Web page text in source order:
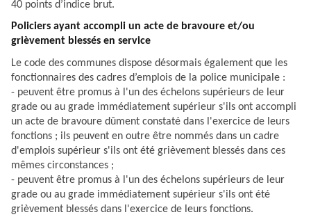
40 points d’indice brut.
Policiers ayant accompli un acte de bravoure et/ou
grièvement blessés en service
Le code des communes dispose désormais également que les
fonctionnaires des cadres d’emplois de la police municipale :
- peuvent être promus à l'un des échelons supérieurs de leur
grade ou au grade immédiatement supérieur s'ils ont accompli
un acte de bravoure dûment constaté dans l'exercice de leurs
fonctions ; ils peuvent en outre être nommés dans un cadre
d'emplois supérieur s'ils ont été grièvement blessés dans ces
mêmes circonstances ;
- peuvent être promus à l'un des échelons supérieurs de leur
grade ou au grade immédiatement supérieur s'ils ont été
grièvement blessés dans l'exercice de leurs fonctions.